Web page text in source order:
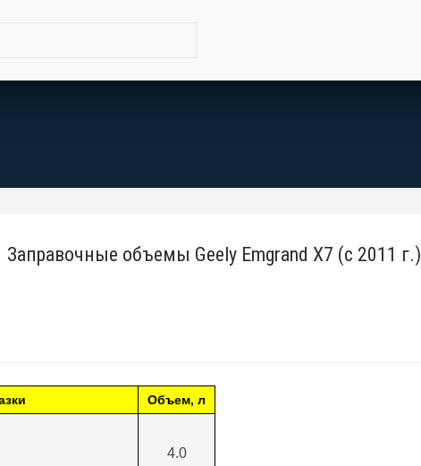
Заправочные объемы Geely Emgrand X7 (с 2011 г.)
Объем, л
4.0